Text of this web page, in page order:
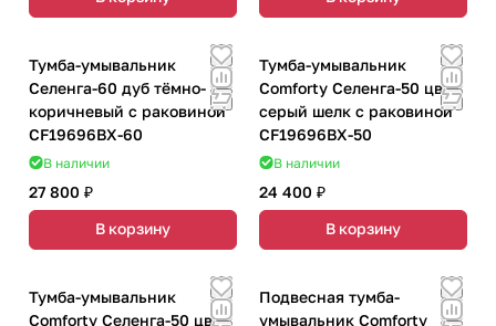
Тумба-умывальник
Селенга-60 дуб тёмно-
коричневый с раковиной
CF19696BX-60
В наличии
27 800 ₽
В корзину
Тумба-умывальник
Comforty Селенга-50 цвет
cерый шелк с раковиной
CF19696BX-50
В наличии
24 400 ₽
В корзину
Тумба-умывальник
Comforty Селенга-50 цвет
Подвесная тумба-
умывальник Comforty